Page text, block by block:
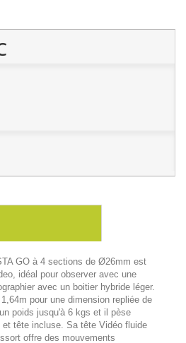
GO à 4 sections de Ø26mm est
idéal pour observer avec une
avec un boitier hybride léger.
pour une dimension repliée de
poids jusqu'à 6 kgs et il pèse
tête incluse. Sa tête Vidéo fluide
offre des mouvements